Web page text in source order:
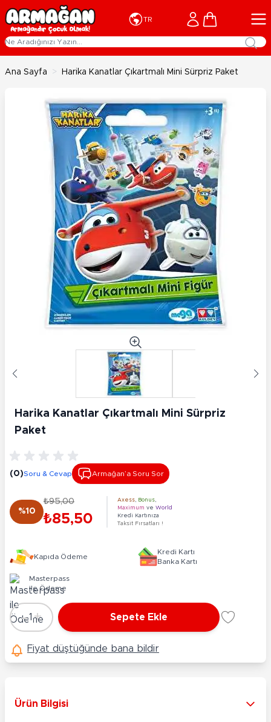
İçeriğe geç
TR Cart
Ana Sayfa > Harika Kanatlar Çıkartmalı Mini Sürpriz Paket
Harika Kanatlar Çıkartmalı Mini Sürpriz
Paket
(0)Soru & Cevap Armağan’a Soru Sor
%10
₺95,00
₺85,50
Axess Bonus
Maximum ve World
Kredi Kartınıza
Taksit Fırsatları !
Kapıda Ödeme
Kredi Kartı
Banka Kartı
Masterpass
ile Ödeme
Adet
-1 + Sepete Ekle
Fiyat düştüğünde bana bildir
Ürün Bilgisi